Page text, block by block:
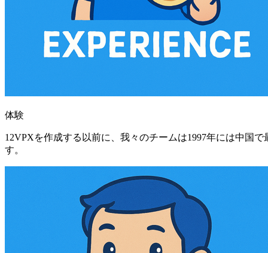
体験
12VPXを作成する以前に、我々のチームは1997年には中国
す。